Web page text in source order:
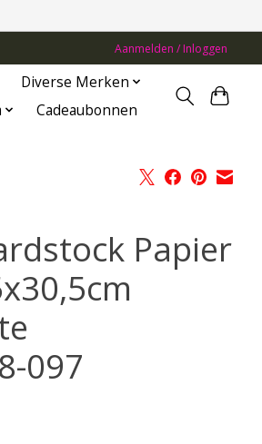
Aanmelden / Inloggen
Diverse Merken
Cadeaubonnen
Papier
097